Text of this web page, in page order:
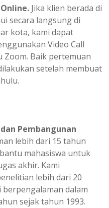
Jika klien berada di
secara langsung di
kota, kami dapat
Video Call
Zoom. Baik pertemuan
setelah membuat
Pembangunan
lebih dari 15 tahun
mahasiswa untuk
akhir. Kami
lebih dari 20
dalam
sejak tahun 1993.